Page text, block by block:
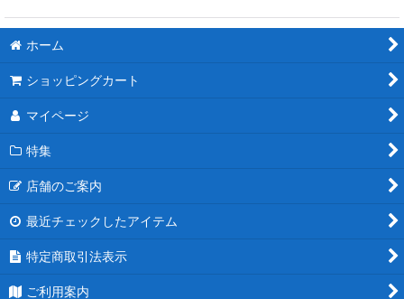
ホーム
ショッピングカート
マイページ
特集
店舗のご案内
最近チェックしたアイテム
特定商取引法表示
ご利用案内